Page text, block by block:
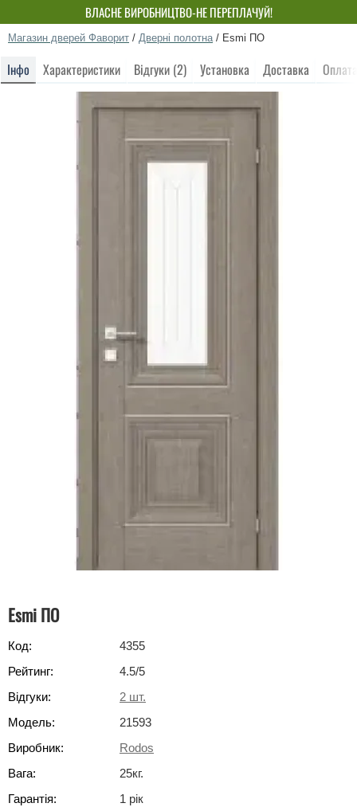
ВЛАСНЕ ВИРОБНИЦТВО-НЕ ПЕРЕПЛАЧУЙ!
Магазин дверей Фаворит / Дверні полотна / Esmi ПО
Інфо Характеристики Відгуки (2) Установка Доставка Оплата
Esmi ПО
Код:
4355
Рейтинг:
4.5/5
Відгуки:
2 шт.
Модель:
21593
Виробник:
Rodos
Вага:
25кг.
Гарантія:
1 рік